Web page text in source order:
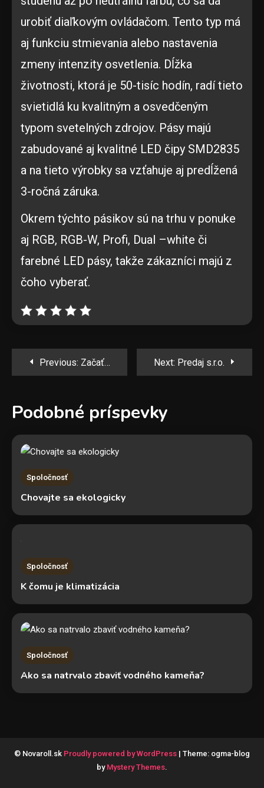
urobiť diaľkovým ovládačom. Tento typ má
aj funkciu stmievania alebo nastavenia
zmeny intenzity osvetlenia. Dĺžka
životnosti, ktorá je 50-tisíc hodín, radí tieto
svietidlá ku kvalitným a osvedčeným
typom svetelných zdrojov. Pásy majú
zabudované aj kvalitné LED čipy SMD2835
a na tieto výrobky sa vzťahuje aj predĺžená
3-ročná záruka.
Okrem týchto pásikov sú na trhu v ponuke
aj RGB, RGB-W, Profi, Dual –white či
farebné LED pásy, takže zákazníci majú z
čoho vyberať.
Navigácia
článku
Previous: Začať je základ! Next: Predaj s.r.o.
Podobné príspevky
Spoločnosť
Chovajte sa ekologicky
Spoločnosť
K čomu je klimatizácia
Spoločnosť
Ako sa natrvalo zbaviť vodného kameňa?
© Novaroll.sk Proudly powered by WordPress | Theme: ogma-blog
by Mystery Themes.